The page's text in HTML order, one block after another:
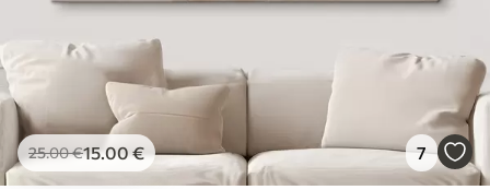
25.00€15.00€ 7